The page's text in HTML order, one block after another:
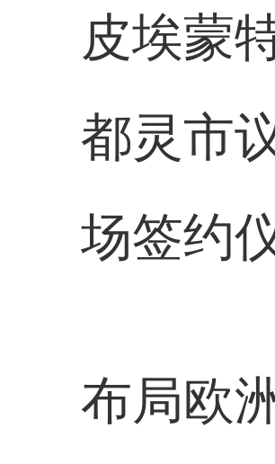
皮埃蒙
都灵市
场签约
布局欧